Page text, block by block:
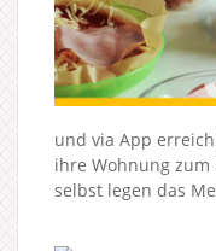
und via App
ihre Wohnung zum
selbst legen das